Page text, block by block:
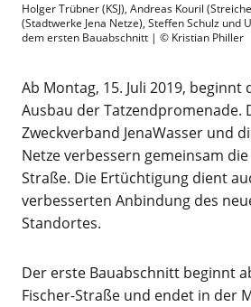
Holger Trübner (KSJ), Andreas Kouril
(Stadtwerke Jena Netze), Steffen Schulz und
dem ersten Bauabschnitt | © Kristian Philler
Ab Montag, 15. Juli 2019,
Ausbau der Tatzendpromenade.
Zweckverband JenaWasser und
Netze verbessern gemeinsam
Straße. Die Ertüchtigung dient
verbesserten Anbindung des
Standortes.
Der erste Bauabschnitt beginnt
Fischer-Straße und endet in der